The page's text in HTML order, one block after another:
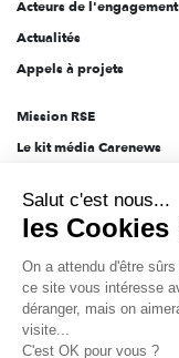
Acteurs de l'engagement
Actualités
Appels à projets
Mission RSE
Le kit média Carenews
AEF info
Novethic
PRODURABLE
Inclusiv Day
Salut c'est nous...
les Cookies
On a attendu d'être
ce site vous intéresse
déranger, mais on
visite...
C'est OK pour vous ?